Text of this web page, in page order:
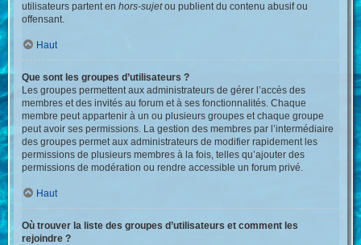
utilisateurs partent enhors-sujetou publient du contenu abusif ou
offensant.
Haut
Que sont les groupes d’utilisateurs ?
Les groupes permettent aux administrateurs de gérer l’accès des
membres et des invités au forum et à ses fonctionnalités. Chaque
membre peut appartenir à un ou plusieurs groupes et chaque groupe
peut avoir ses permissions. La gestion des membres par l’intermédiaire
des groupes permet aux administrateurs de modifier rapidement les
permissions de plusieurs membres à la fois, telles qu’ajouter des
permissions de modération ou rendre accessible un forum privé.
Haut
Où trouver la liste des groupes d’utilisateurs et comment les
rejoindre ?